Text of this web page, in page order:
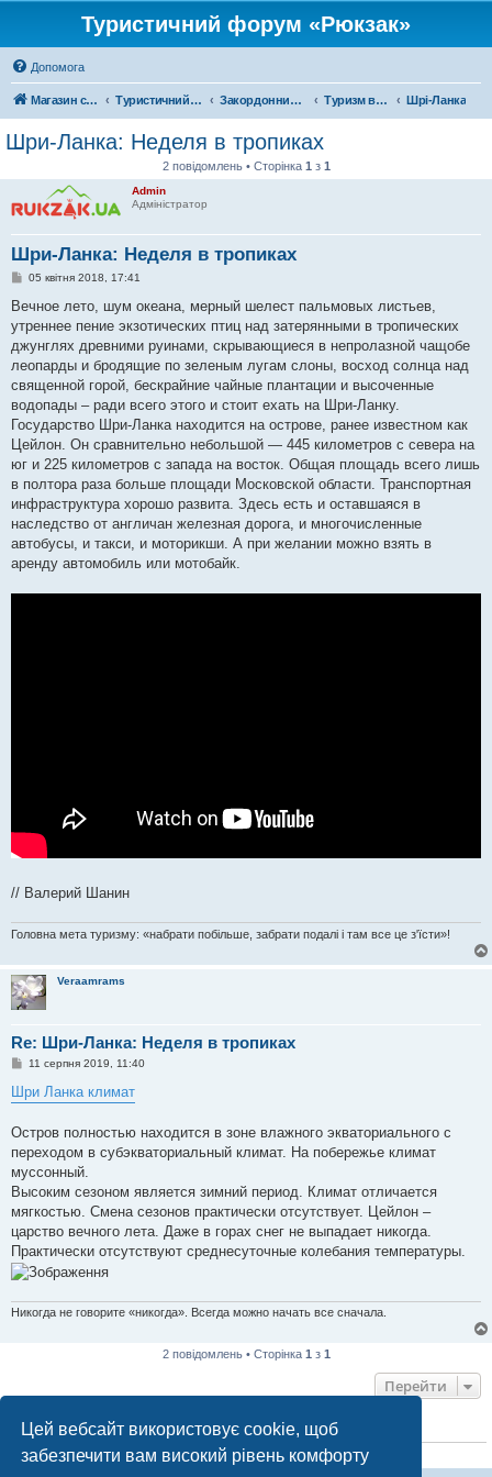
Цей вебсайт використовує cookie, щоб
забезпечити вам високий рівень комфорту
Туристичний форум «Рюкзак»
Допомога
Магазин спорядження Туристичний форум «Рюкзак» Закордонний туризм Туризм в Азії Шрі-Ланка
Шри-Ланка: Неделя в тропиках
2 повідомлень • Сторінка 1 з 1
Admin
Адміністратор
Шри-Ланка: Неделя в тропиках
П
в
д
о
м
л
е
н
я
05 квітня 2018, 17:41
Вечное лето, шум океана, мерный шелест пальмовых листьев,
утреннее пение экзотических птиц над затерянными в тропических
джунглях древними руинами, скрывающиеся в непролазной чащобе
леопарды и бродящие по зеленым лугам слоны, восход солнца над
священной горой, бескрайние чайные плантации и высоченные
водопады – ради всего этого и стоит ехать на Шри-Ланку.
Государство Шри-Ланка находится на острове, ранее известном как
Цейлон. Он сравнительно небольшой — 445 километров с севера на
юг и 225 километров с запада на восток. Общая площадь всего лишь
в полтора раза больше площади Московской области. Транспортная
инфраструктура хорошо развита. Здесь есть и оставшаяся в
наследство от англичан железная дорога, и многочисленные
автобусы, и такси, и моторикши. А при желании можно взять в
аренду автомобиль или мотобайк.
// Валерий Шанин
Головна мета туризму: «набрати побільше, забрати подалі і там все це з'їсти»!
Veraamrams
Re: Шри-Ланка: Неделя в тропиках
П
в
і
о
м
л
е
н
н
я
11 серпня 2019, 11:40
Шри Ланка климат
Остров полностью находится в зоне влажного экваториального с
переходом в субэкваториальный климат. На побережье климат
муссонный.
Высоким сезоном является зимний период. Климат отличается
мягкостью. Смена сезонов практически отсутствует. Цейлон –
царство вечного лета. Даже в горах снег не выпадает никогда.
Практически отсутствуют среднесуточные колебания температуры.
Никогда не говорите «никогда». Всегда можно начать все сначала.
2 повідомлень • Сторінка 1 з 1
Перейти
ХТО ЗАРАЗ ОНЛАЙН
Зараз переглядають цей форум:ClaudeBot [бот ШІ]і 1 гість